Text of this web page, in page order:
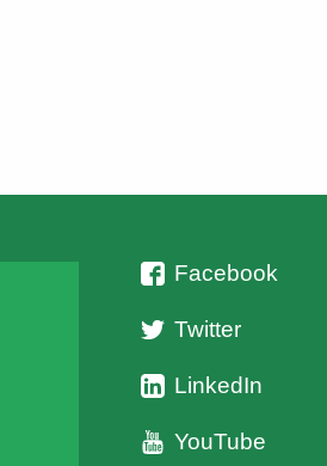
Facebook
Twitter
LinkedIn
YouTube